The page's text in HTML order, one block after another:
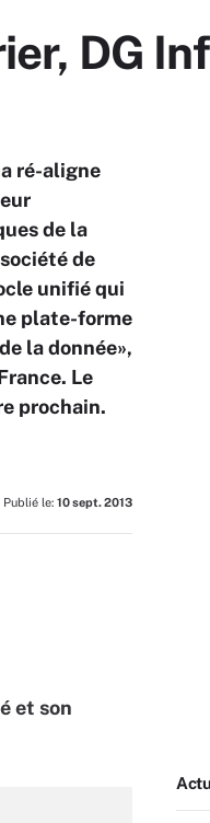
DG
ré-aligne
de la
de
unifié qui
plate-forme
la donnée»,
Le
prochain.
Publié le: 10 sept. 2013
et son